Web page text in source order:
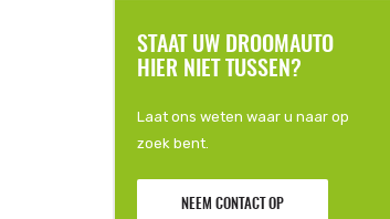
STAAT UW DROOMAUTO
HIER NIET TUSSEN?
Laat ons weten waar u naar op
zoek bent.
NEEM CONTACT OP